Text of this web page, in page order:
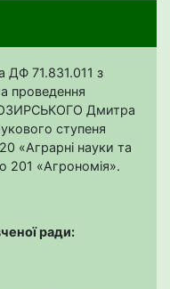
ДФ 71.831.011 з
проведення
Дмитра
ступеня
«Аграрні науки та
201 «Агрономія».
ради: